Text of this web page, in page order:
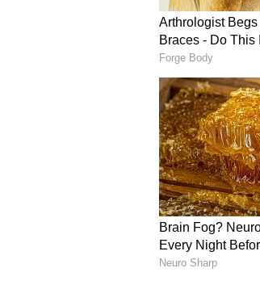
3. ನೀವು
ಬಿಟ್ಟು ತಲೆಯಲ್ಲಿರುವ
ಹರಡುತ್ತದೆ ಮತ್ತು
ಮೊಡವೆ ಆಗಿದ್ಯಾ?
ಯಾವಾಗಲೂ
ಕೆಲವೊಬ್ಬರಿಗೆ
ಅನುಸಾರವಾಗಿ
ಇಂಥಹಾ